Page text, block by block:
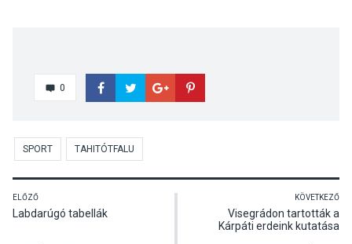
0
SPORT TAHITÓTFALU
ELŐZŐ
Labdarúgó tabellák
KÖVETKEZŐ
Visegrádon tartották a
Kárpáti erdeink kutatása